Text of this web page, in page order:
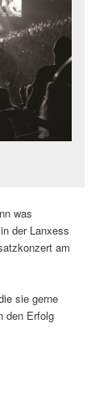
was
der Lanxess
am
sie gerne
den Erfolg